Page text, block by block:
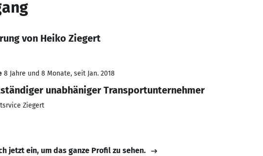
von Heiko Ziegert
8 Jahre und 8 Monate, seit Jan. 2018
unabhäniger Transportunternehmer
Ziegert
jetzt ein, um das ganze Profil zu sehen.